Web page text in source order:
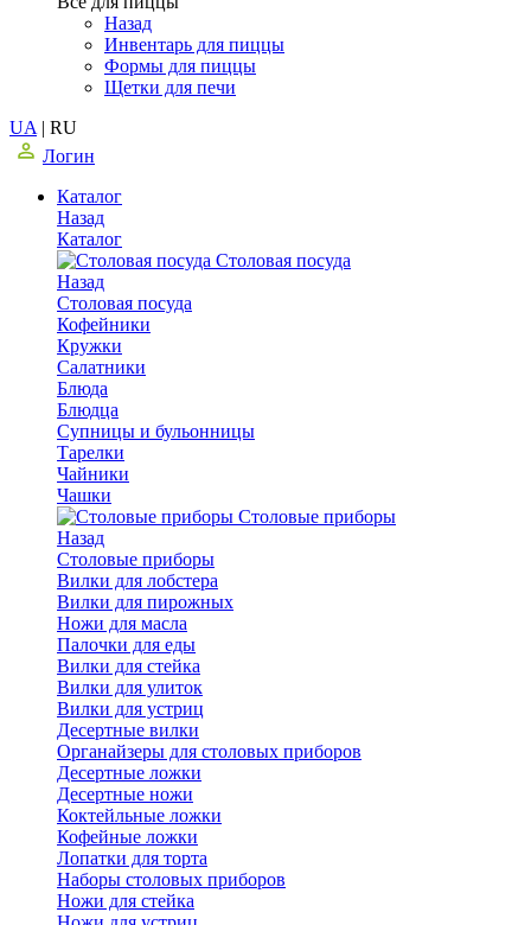
Назад
Инвентарь для пиццы
Формы для пиццы
Щетки для печи
UA | RU
Логин
Каталог
Назад
Каталог
Столовая посуда
Назад
Столовая посуда
Кофейники
Кружки
Салатники
Блюда
Блюдца
Супницы и бульонницы
Тарелки
Чайники
Чашки
Cтоловые приборы
Назад
Cтоловые приборы
Вилки для лобстера
Вилки для пирожных
Ножи для масла
Палочки для еды
Вилки для стейка
Вилки для улиток
Вилки для устриц
Десертные вилки
Органайзеры для столовых приборов
Десертные ложки
Десертные ножи
Коктейльные ложки
Кофейные ложки
Лопатки для торта
Наборы столовых приборов
Ножи для стейка